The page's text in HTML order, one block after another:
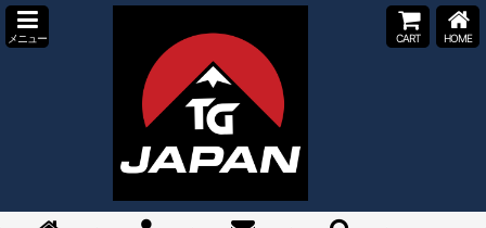
メニュー CART HOME